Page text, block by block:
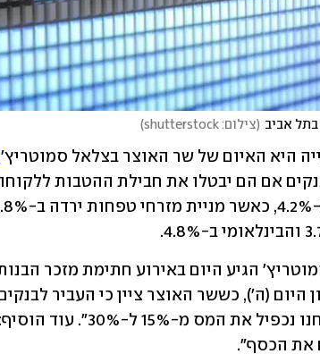
בתל אביב (צילום: shutterstock )
היא האיום של שר האוצר בצלאל סמוטריץ'
את הכסף".